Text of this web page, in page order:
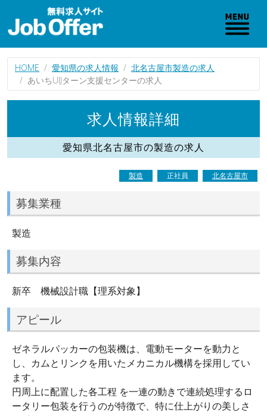
HOME 愛知県の求人情報
北名古屋市製造の求人
あいちUIJターン支援センターの求人
求人情報詳細
愛知県北名古屋市の製造の求人
製造 正社員 北名古屋市
募集業種
製造
募集内容
新卒 機械設計職【理系対象】
アピール
ゼネラルパッカーの包装機は、電動モーターを動力と
し、カムとリンクを用いたメカニカル機構を採用してい
ます。
円周上に配置した各工程 を一連の動きで連続処理するロ
ータリー包装を行うのが特徴で、特に仕上がりの美しさ